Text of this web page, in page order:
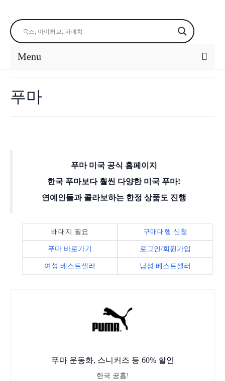
Menu
푸마
푸마 미국 공식 홈페이지
한국 푸마보다 훨씬 다양한 미국 푸마!
연예인들과 콜라보하는 한정 상품도 진행
배대지 필요 구매대행 신청
푸마 바로가기 로그인/회원가입
여성 베스트셀러 남성 베스트셀러
푸마 운동화, 스니커즈 등 60% 할인
한국 공홈!